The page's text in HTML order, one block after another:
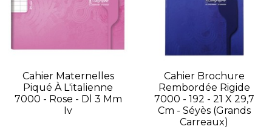
Cahier Maternelles
Piqué À L'italienne
7000 - Rose - Dl 3 Mm
Iv
Cahier Brochure
Rembordée Rigide
7000 - 192 - 21 X 29,7
Cm - Séyès (grands
Carreaux)